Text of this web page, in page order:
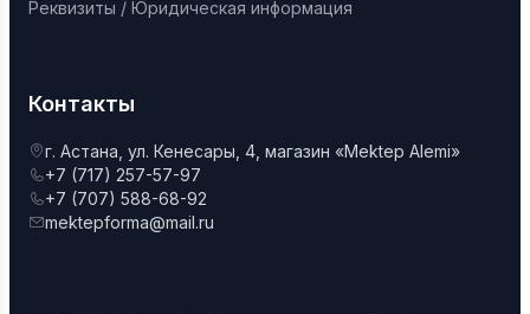
Реквизиты / Юридическая информация
Контакты
г. Астана, ул. Кенесары, 4, магазин «Mektep Alemi»
+7 (717) 257-57-97
+7 (707) 588-68-92
mektepforma@mail.ru